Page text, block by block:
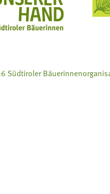
- leben Familie
Aus unserer Hand
Südtiroler